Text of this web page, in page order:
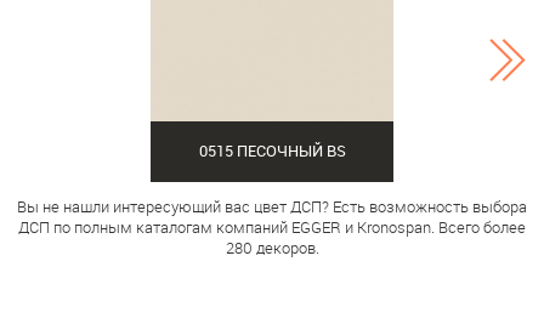
0515 ПЕСОЧНЫЙ BS
Вы не нашли интересующий вас цвет ДСП? Есть возможность выбора
ДСП по полным каталогам компаний EGGER и Kronospan. Всего более
280 декоров.